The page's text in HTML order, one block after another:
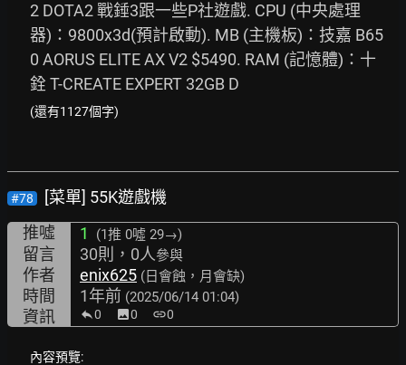
2 DOTA2 戰錘3跟一些P社遊戲. CPU (中央處理
器)：9800x3d(預計啟動). MB (主機板)：技嘉 B65
0 AORUS ELITE AX V2 $5490. RAM (記憶體)：十
銓 T-CREATE EXPERT 32GB D
(還有1127個字)
#78
[菜單] 55K遊戲機
推噓
1 (1推 0噓 29→)
留言 30則，0人參與
作者 enix625 (日會蝕，月會缺)
時間 1年前 (2025/06/14 01:04)
資訊 0 image0 link0
內容預覽: